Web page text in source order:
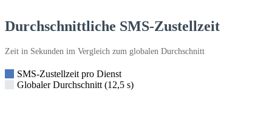
Durchschnittliche SMS-Zustellzeit
Zeit in Sekunden im Vergleich zum globalen Durchschnitt
SMS-Zustellzeit pro Dienst
Globaler Durchschnitt (12,5 s)